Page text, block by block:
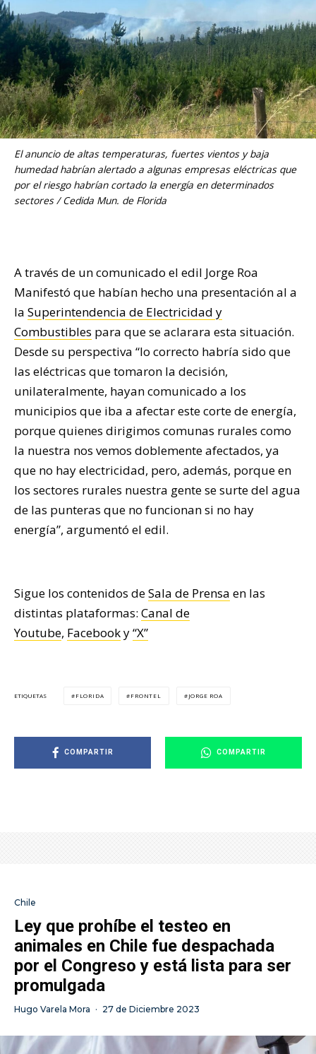
El anuncio de altas temperaturas, fuertes vientos y baja
humedad habrían alertado a algunas empresas eléctricas que
por el riesgo habrían cortado la energía en determinados
sectores / Cedida Mun. de Florida
A través de un comunicado el edil Jorge Roa
Manifestó que habían hecho una presentación al a
la Superintendencia de Electricidad y
Combustibles para que se aclarara esta situación.
Desde su perspectiva “lo correcto habría sido que
las eléctricas que tomaron la decisión,
unilateralmente, hayan comunicado a los
municipios que iba a afectar este corte de energía,
porque quienes dirigimos comunas rurales como
la nuestra nos vemos doblemente afectados, ya
que no hay electricidad, pero, además, porque en
los sectores rurales nuestra gente se surte del agua
de las punteras que no funcionan si no hay
energía”, argumentó el edil.
Sigue los contenidos deSala de Prensa en las
distintas plataformas: Canal de
Youtube, Facebooky“X”
ETIQUETAS FLORIDA FRONTEL JORGE ROA
COMPARTIR COMPARTIR
Chile
Ley que prohíbe el testeo en
animales en Chile fue despachada
por el Congreso y está lista para ser
promulgada
Hugo Varela Mora · 27 de Diciembre 2023